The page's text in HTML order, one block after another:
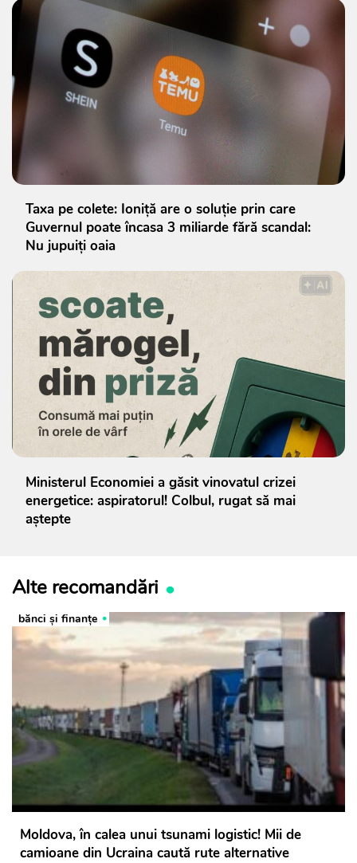
Taxa pe colete: Ioniță are o soluție prin care
Guvernul poate încasa 3 miliarde fără scandal:
Nu jupuiți oaia
Ministerul Economiei a găsit vinovatul crizei
energetice: aspiratorul! Colbul, rugat să mai
aștepte
Alte recomandări
bănci şi finanţe
Moldova, în calea unui tsunami logistic! Mii de
camioane din Ucraina caută rute alternative